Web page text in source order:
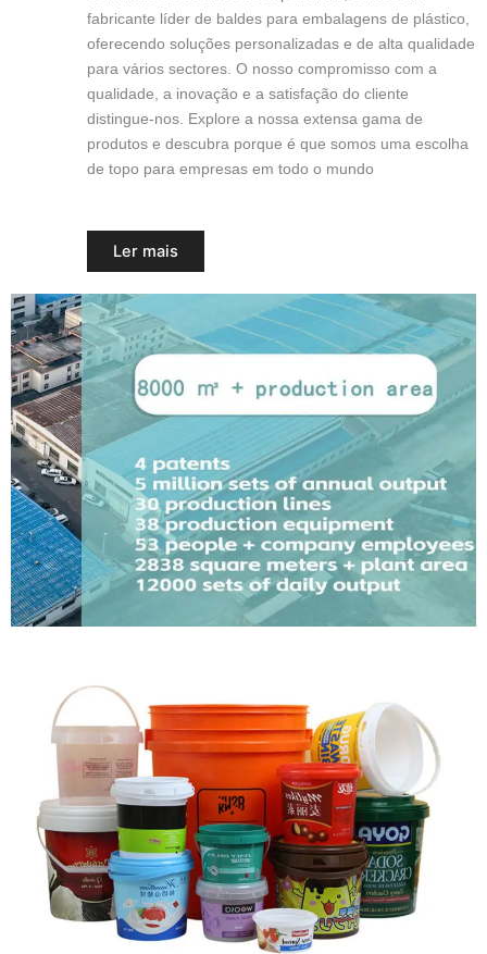
fabricante líder de baldes para embalagens de plástico,
oferecendo soluções personalizadas e de alta qualidade
para vários sectores. O nosso compromisso com a
qualidade, a inovação e a satisfação do cliente
distingue-nos. Explore a nossa extensa gama de
produtos e descubra porque é que somos uma escolha
de topo para empresas em todo o mundo
Ler mais